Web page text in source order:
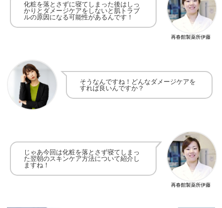
再春館製薬所伊藤
化粧を落とさずに寝てしまった後は しっ
かりとダメージケアをしないと 肌トラブ
ルの原因になる可能性があるんです！
そうなんですね！ どんなダメージケアを
すれば良いんですか？
再春館製薬所伊藤
じゃあ今回は化粧を落とさず寝てしまっ
た翌朝のスキンケア方法について紹介し
ますね！